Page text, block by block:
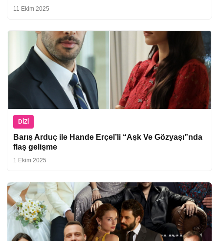
11 Ekim 2025
DIZI
Barış Arduç ile Hande Erçel’li “Aşk Ve Gözyaşı”nda
flaş gelişme
1 Ekim 2025